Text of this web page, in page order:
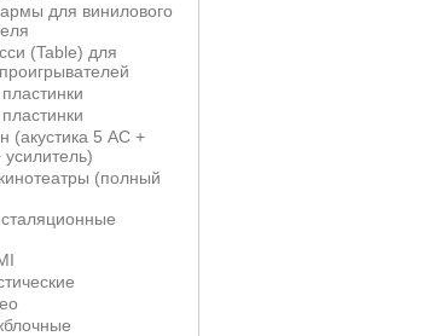
для винилового
(Table) для
(акустика 5 АС +
(полный